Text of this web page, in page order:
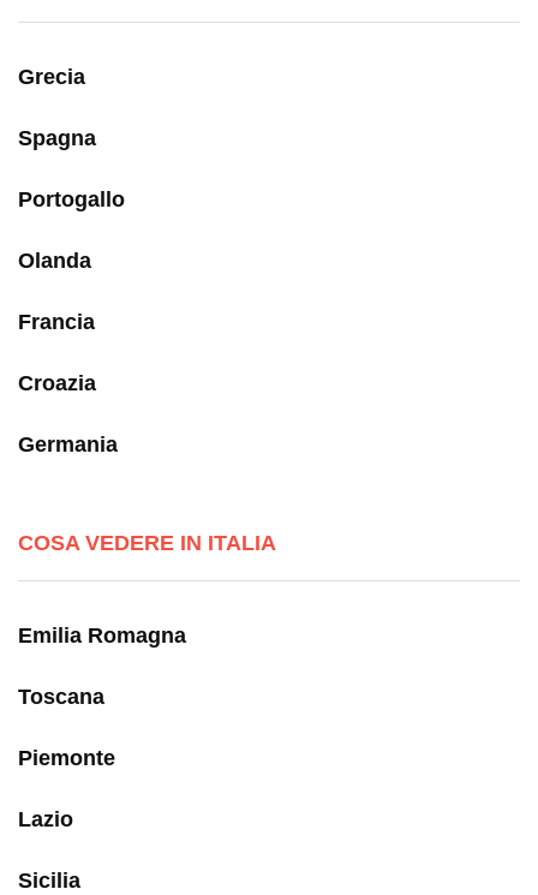
Grecia
Spagna
Portogallo
Olanda
Francia
Croazia
Germania
COSA VEDERE IN ITALIA
Emilia Romagna
Toscana
Piemonte
Lazio
Sicilia